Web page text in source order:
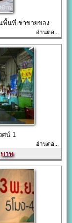
พื้นที่เช่าขายของ
อ่านต่อ...
ศน์ 1
อ่านต่อ...